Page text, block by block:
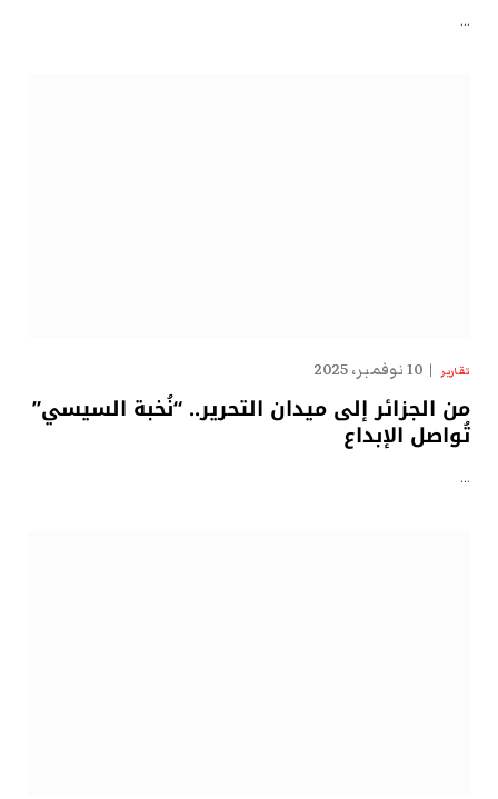
…
تقارير 10 نوفمبر، 2025
من الجزائر إلى ميدان التحرير.. “نُخبة السيسي”
تُواصل الإبداع
…